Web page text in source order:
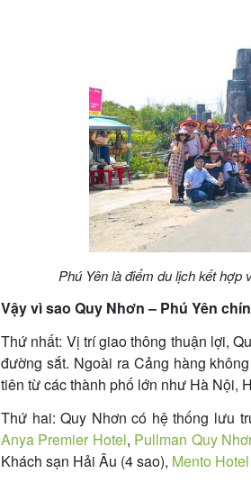
Phú Yên là điểm du lịch kết
Vậy vì sao Quy Nhơn – Phú Yên
Thứ nhất: Vị trí giao thông thuận lợi,
đường sắt. Ngoài ra Cảng hàng
tiên từ các thành phố lớn như Hà Nội,
Thứ hai: Quy Nhơn có hệ thống lưu
Anya Premier Hotel, Pullman Quy
Khách sạn Hải Âu (4 sao), Mento